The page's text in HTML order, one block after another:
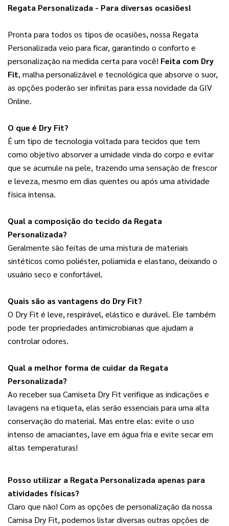
Regata Personalizada - Para diversas ocasiões!
Pronta para todos os tipos de ocasiões, nossa Regata
Personalizada veio para ficar, garantindo o conforto e
personalização na medida certa para você! Feita com Dry
Fit, malha personalizável e tecnológica que absorve o suor,
as opções poderão ser infinitas para essa novidade da GIV
Online.
O que é Dry Fit?
É um tipo de tecnologia voltada para tecidos que tem
como objetivo absorver a umidade vinda do corpo e evitar
que se acumule na pele, trazendo uma sensação de frescor
e leveza, mesmo em dias quentes ou após uma atividade
física intensa.
Qual a composição do tecido da Regata
Personalizada?
Geralmente são feitas de uma mistura de materiais
sintéticos como poliéster, poliamida e elastano, deixando o
usuário seco e confortável.
Quais são as vantagens do Dry Fit?
O Dry Fit é leve, respirável, elástico e durável. Ele também
pode ter propriedades antimicrobianas que ajudam a
controlar odores.
Qual a melhor forma de cuidar da Regata
Personalizada?
Ao receber sua Camiseta Dry Fit verifique as indicações e
lavagens na etiqueta, elas serão essenciais para uma alta
conservação do material. Mas entre elas: evite o uso
intenso de amaciantes, lave em água fria e evite secar em
altas temperaturas!
Posso utilizar a Regata Personalizada apenas para
atividades físicas?
Claro que não! Com as opções de personalização da nossa
Camisa Dry Fit, podemos listar diversas outras opções de